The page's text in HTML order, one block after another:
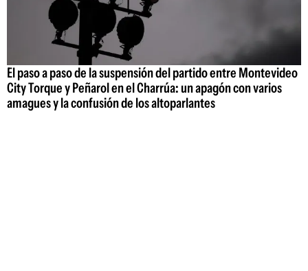
El paso a paso de la suspensión del partido entre Montevideo
City Torque y Peñarol en el Charrúa: un apagón con varios
amagues y la confusión de los altoparlantes